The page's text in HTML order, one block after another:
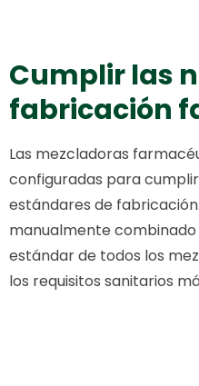
Cumplir las
fabricación
Las mezcladoras
configuradas para
estándares de
manualmente
estándar de todos los
los requisitos sanitarios